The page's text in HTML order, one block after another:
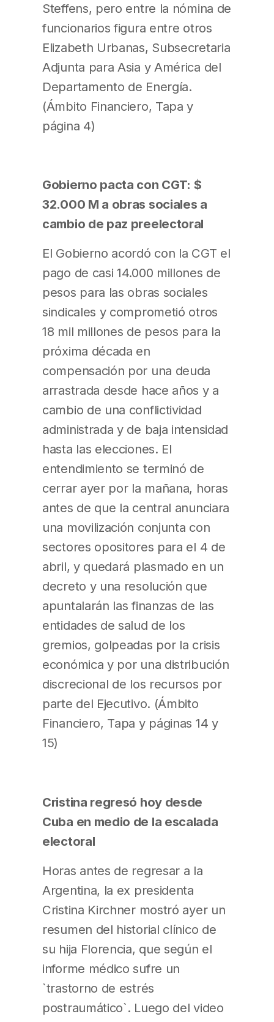
Steffens, pero entre la nómina de
funcionarios figura entre otros
Elizabeth Urbanas, Subsecretaria
Adjunta para Asia y América del
Departamento de Energía.
(Ámbito Financiero, Tapa y
página 4)
Gobierno pacta con CGT: $
32.000 M a obras sociales a
cambio de paz preelectoral
El Gobierno acordó con la CGT el
pago de casi 14.000 millones de
pesos para las obras sociales
sindicales y comprometió otros
18 mil millones de pesos para la
próxima década en
compensación por una deuda
arrastrada desde hace años y a
cambio de una conflictividad
administrada y de baja intensidad
hasta las elecciones. El
entendimiento se terminó de
cerrar ayer por la mañana, horas
antes de que la central anunciara
una movilización conjunta con
sectores opositores para el 4 de
abril, y quedará plasmado en un
decreto y una resolución que
apuntalarán las finanzas de las
entidades de salud de los
gremios, golpeadas por la crisis
económica y por una distribución
discrecional de los recursos por
parte del Ejecutivo. (Ámbito
Financiero, Tapa y páginas 14 y
15)
Cristina regresó hoy desde
Cuba en medio de la escalada
electoral
Horas antes de regresar a la
Argentina, la ex presidenta
Cristina Kirchner mostró ayer un
resumen del historial clínico de
su hija Florencia, que según el
informe médico sufre un
`trastorno de estrés
postraumático`. Luego del video